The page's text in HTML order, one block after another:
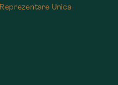
Reprezentare Unica